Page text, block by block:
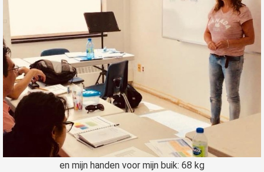
en mijn handen voor mijn buik: 68 kg